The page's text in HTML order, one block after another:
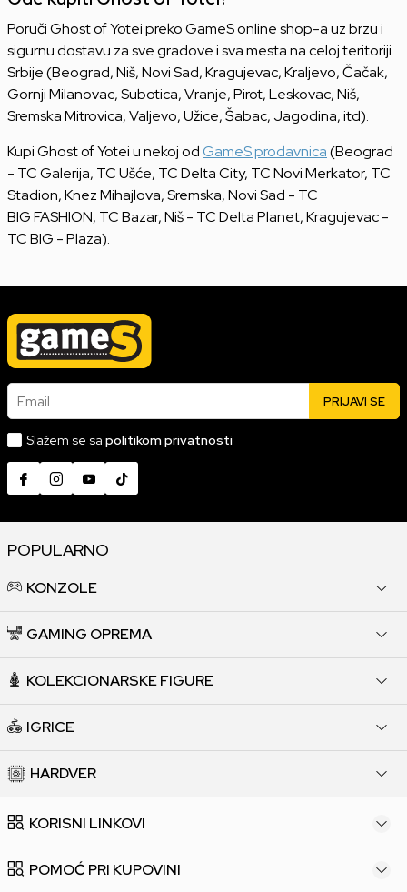
Poruči Ghost of Yotei preko GameS online shop-a uz brzu i
sigurnu dostavu za sve gradove i sva mesta na celoj teritoriji
Srbije (Beograd, Niš, Novi Sad, Kragujevac, Kraljevo, Čačak,
Gornji Milanovac, Subotica, Vranje, Pirot, Leskovac, Niš,
Sremska Mitrovica, Valjevo, Užice, Šabac, Jagodina, itd).
Kupi Ghost of Yotei u nekoj odGameS prodavnica(Beograd
- TC Galerija, TC Ušće, TC Delta City, TC Novi Merkator, TC
Stadion, Knez Mihajlova, Sremska, Novi Sad - TC
BIG FASHION, TC Bazar, Niš - TC Delta Planet, Kragujevac -
TC BIG - Plaza).
Email PRIJAVI SE
Slažem se sa politikom privatnosti
POPULARNO
KONZOLE
GAMING OPREMA
KOLEKCIONARSKE FIGURE
IGRICE
HARDVER
KORISNI LINKOVI
POMOĆ PRI KUPOVINI